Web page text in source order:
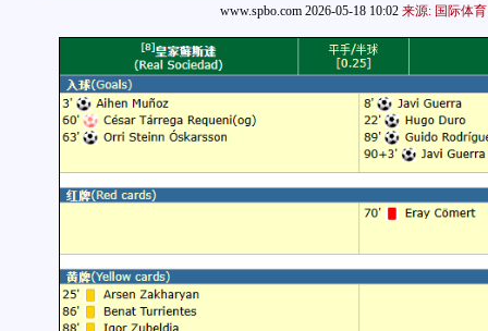
www.spbo.com 2026-05-18 10:02 来源: 国际体育